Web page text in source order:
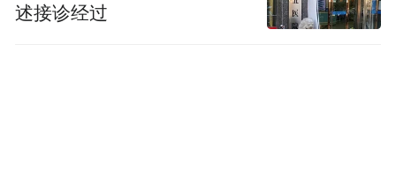
述接诊经过